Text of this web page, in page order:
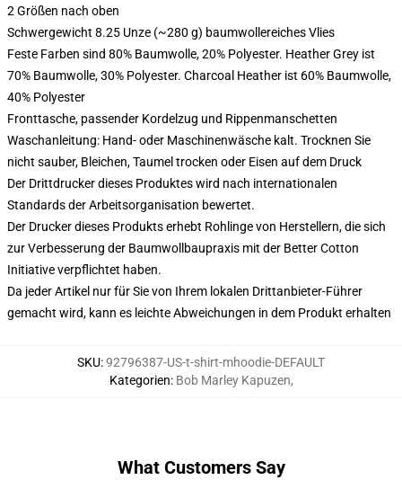
2 Größen nach oben
Schwergewicht 8.25 Unze (~280 g) baumwollereiches Vlies
Feste Farben sind 80% Baumwolle, 20% Polyester. Heather Grey ist
70% Baumwolle, 30% Polyester. Charcoal Heather ist 60% Baumwolle,
40% Polyester
Fronttasche, passender Kordelzug und Rippenmanschetten
Waschanleitung: Hand- oder Maschinenwäsche kalt. Trocknen Sie
nicht sauber, Bleichen, Taumel trocken oder Eisen auf dem Druck
Der Drittdrucker dieses Produktes wird nach internationalen
Standards der Arbeitsorganisation bewertet.
Der Drucker dieses Produkts erhebt Rohlinge von Herstellern, die sich
zur Verbesserung der Baumwollbaupraxis mit der Better Cotton
Initiative verpflichtet haben.
Da jeder Artikel nur für Sie von Ihrem lokalen Drittanbieter-Führer
gemacht wird, kann es leichte Abweichungen in dem Produkt erhalten
SKU:92796387-US-t-shirt-mhoodie-DEFAULT
Kategorien: Bob Marley Kapuzen,
What Customers Say